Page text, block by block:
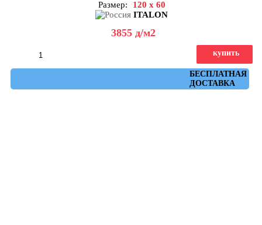
Размер:
120 x 60
ITALON
3855 д/м2
БЕСПЛАТНАЯ
ДОСТАВКА
купить